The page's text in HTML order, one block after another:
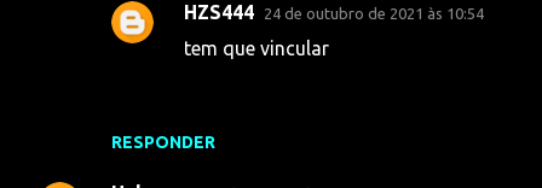
RESPONDER
HZS444 24 de outubro de 2021 às 10:54
tem que vincular